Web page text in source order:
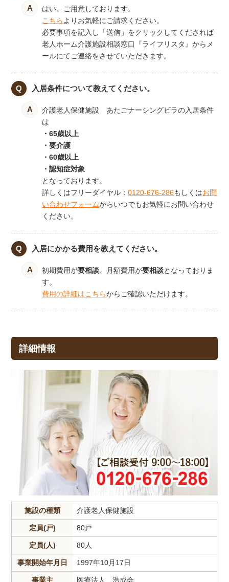
はい。ご用意しております。
こちらよりお気軽にご請求ください。
必要事項を記入し「送信」をクリックしてくだされば
老人ホーム介護施設相談窓口『ライフリスタ』からメ
ールにてご連絡をさせていただきます。
入居条件について教えてください。
介護老人保健施設 あたごナーシングビラの入居条件
は
・65歳以上
・要介護
・60歳以上
・認知症対象
となっております。
詳しくはフリーダイヤル：0120-676-286もしくはお問
い合わせフォームからいつでもお気軽にお問い合わせ
ください。
入居にかかる費用を教えてください。
初期費用が要相談、月額費用が要相談となっておりま
す。
費用の詳細はこちらからご確認いただけます。
詳細情報
施設の種類 介護老人保健施設
定員(戸) 80戸
定員(人) 80人
事業開始年月日 1997年10月17日
事業主 医療法人 浩成会